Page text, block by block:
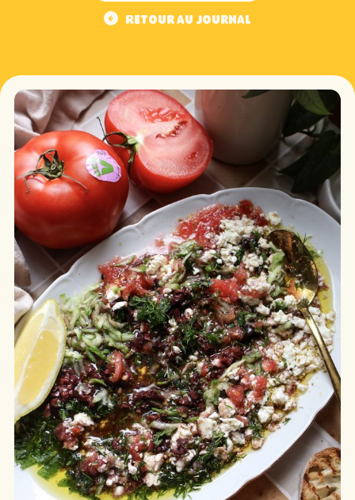
Retour au journal
Retour au journal